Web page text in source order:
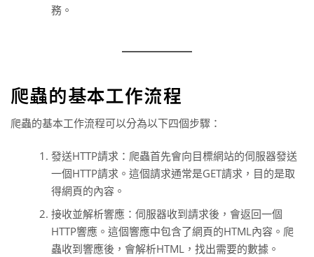
務。
爬蟲的基本工作流程
爬蟲的基本工作流程可以分為以下四個步驟：
發送HTTP請求：爬蟲首先會向目標網站的伺服器發送
一個HTTP請求。這個請求通常是GET請求，目的是取
得網頁的內容。
接收並解析響應：伺服器收到請求後，會返回一個
HTTP響應。這個響應中包含了網頁的HTML內容。爬
蟲收到響應後，會解析HTML，找出需要的數據。